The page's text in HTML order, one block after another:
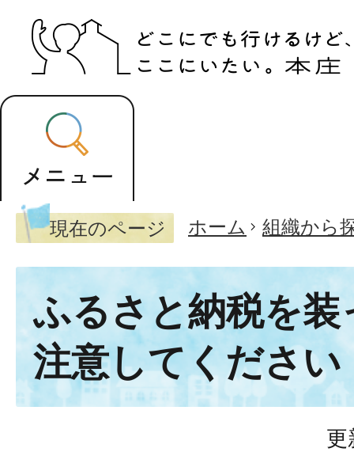
現在のページ ホーム 組織から
ふるさと納税を装
注意してください
更